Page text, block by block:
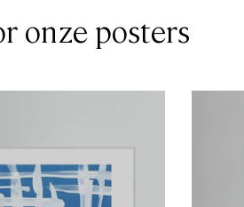
onze posters